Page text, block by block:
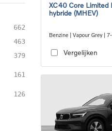
662
463
379
161
126
XC40 Core Limited
hybride (MHEV)
Benzine | Vapour Grey |
Vergelijken